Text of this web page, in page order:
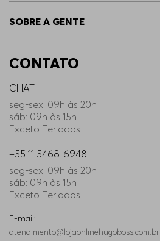
SOBRE A GENTE
CONTATO
CHAT
seg-sex: 09h às 20h
sáb: 09h às 15h
Exceto Feriados
+55 11 5468-6948
seg-sex: 09h às 20h
sáb: 09h às 15h
Exceto Feriados
E-mail:
atendimento@lojaonlinehugoboss.com.br